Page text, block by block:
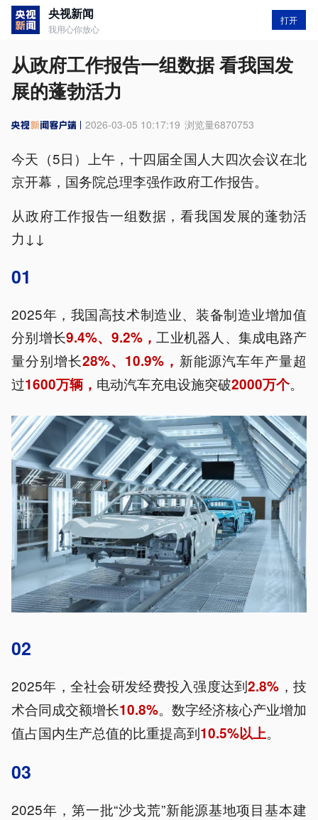
央视新闻
我用心你放心
打开
从政府工作报告一组数据 看我国发
展的蓬勃活力
2026-03-05 10:17:19 浏览量6870753
今天（5日）上午，十四届全国人大四次会议在北
京开幕，国务院总理李强作政府工作报告。
从政府工作报告一组数据，看我国发展的蓬勃活
力↓↓
01
2025年，我国高技术制造业、装备制造业增加值
分别增长9.4%、9.2%，工业机器人、集成电路产
量分别增长28%、10.9%， 新能源汽车年产量超
过1600万辆， 电动汽车充电设施突破2000万个。
02
2025年，全社会研发经费投入强度达到2.8% ，技
术合同成交额增长10.8%。数字经济核心产业增加
值占国内生产总值的比重提高到10.5%以上。
03
2025年，第一批“沙戈荒”新能源基地项目基本建